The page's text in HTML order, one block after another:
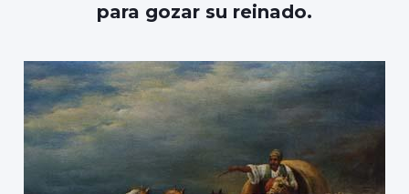
para gozar su reinado.